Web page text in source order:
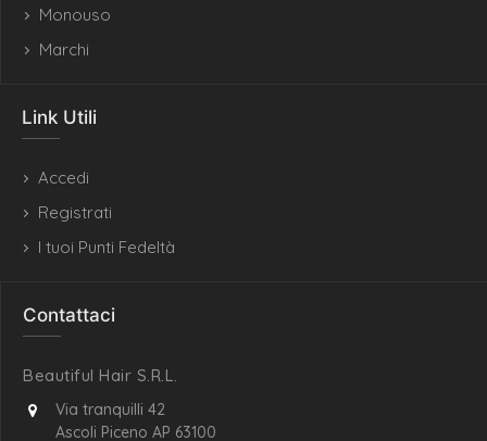
Monouso
Marchi
Link Utili
Accedi
Registrati
I tuoi Punti Fedeltà
Contattaci
Beautiful Hair S.R.L.
Via tranquilli 42
Ascoli Piceno AP 63100